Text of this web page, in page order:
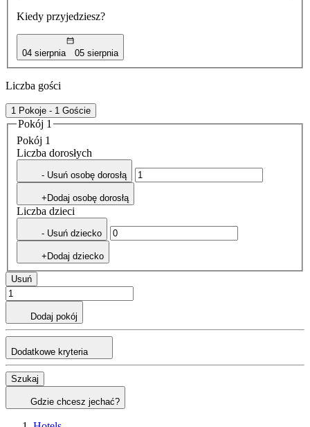
Kiedy przyjedziesz?
04 sierpnia 05 sierpnia
Liczba gości
1 Pokoje - 1 Goście
Pokój 1
Pokój 1
Liczba dorosłych
- Usuń osobę dorosłą
+Dodaj osobę dorosłą
Liczba dzieci
- Usuń dziecko
+Dodaj dziecko
Usuń
Dodaj pokój
Dodatkowe kryteria
Szukaj
Gdzie chcesz jechać?